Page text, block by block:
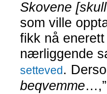
Skovene
som ville
fikk nå
nærliggende
setteved.
beqvemme